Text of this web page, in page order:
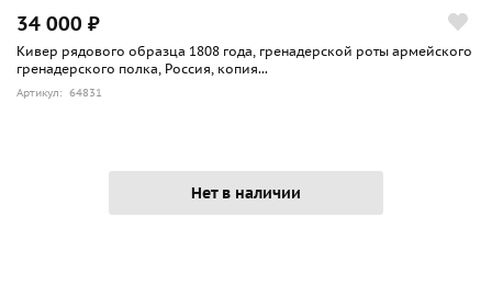
34 000 ₽
Кивер рядового образца 1808 года, гренадерской роты армейского
гренадерского полка, Россия, копия...
Артикул: 64831
Нет в наличии